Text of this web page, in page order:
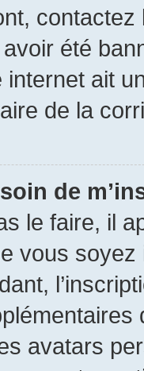
été
internet ait
de la
de
le faire, il
vous
avatars